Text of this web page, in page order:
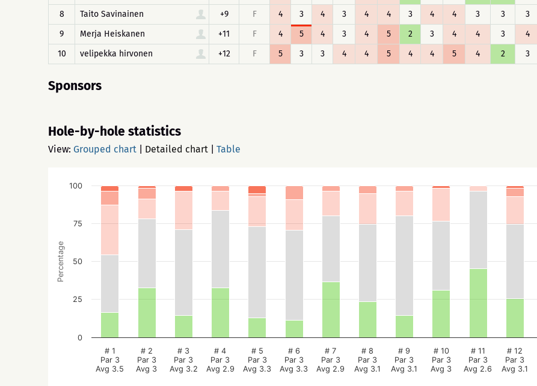
8
Taito Savinainen +9 F 4 3 4 3 4 4 3 4 4 3 3 3
9
Merja Heiskanen +11 F 4 5 4 3 4 5 2 3 4 4 3 4
10
velipekka hirvonen +12 F 5 3 3 4 4 5 4 4 5 4 2 3
Sponsors
Hole-by-hole statistics
View: Grouped chart Detailed chart Table
Percentage
# 1
Par 3
Avg 3.5
# 2
Par 3
Avg 3
# 3
Par 3
Avg 3.2
# 4
Par 3
Avg 2.9
# 5
Par 3
Avg 3.3
# 6
Par 3
Avg 3.3
# 7
Par 3
Avg 2.9
# 8
Par 3
Avg 3.1
# 9
Par 3
Avg 3.1
# 10
Par 3
Avg 3
# 11
Par 3
Avg 2.6
# 12
Par 3
Avg 3.1
0
25
50
75
100